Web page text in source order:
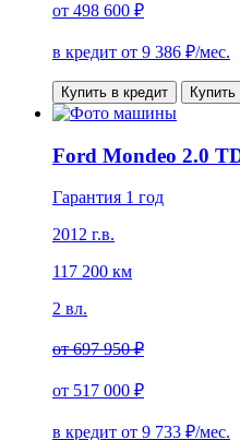
от 498 600 ₽
в кредит от 9 386 ₽/мес.
Купить в кредит
Ford Mondeo 2.0
Гарантия 1 год
2012 г.в.
117 200 км
2 вл.
от697 950 ₽
от 517 000 ₽
в кредит от 9 733 ₽/мес.